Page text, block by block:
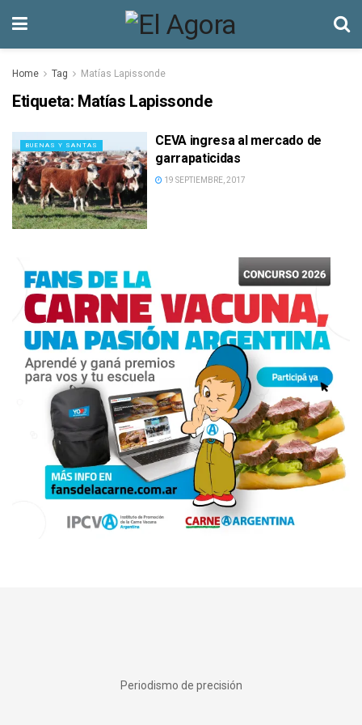
Home Tag Matías Lapissonde
Etiqueta: Matías Lapissonde
BUENAS Y SANTAS
CEVA ingresa al mercado de
garrapaticidas
19 SEPTIEMBRE, 2017
Periodismo de precisión